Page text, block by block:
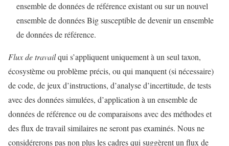
ensemble de données de référence existant ou sur un nouvel
ensemble de données Big susceptible de devenir un ensemble
de données de référence.
Flux de travailqui s’appliquent uniquement à un seul taxon,
écosystème ou problème précis, ou qui manquent (si nécessaire)
de code, de jeux d’instructions, d’analyse d’incertitude, de tests
avec des données simulées, d’application à un ensemble de
données de référence ou de comparaisons avec des méthodes et
des flux de travail similaires ne seront pas examinés. Nous ne
considérerons pas non plus les cadres qui suggèrent un flux de